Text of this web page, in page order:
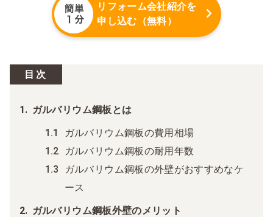
リフォーム会社紹介を
申し込む（無料）
目次
ガルバリウム鋼板とは
ガルバリウム鋼板の費用相場
ガルバリウム鋼板の耐用年数
ガルバリウム鋼板の外壁がおすすめなケ
ース
ガルバリウム鋼板外壁のメリット